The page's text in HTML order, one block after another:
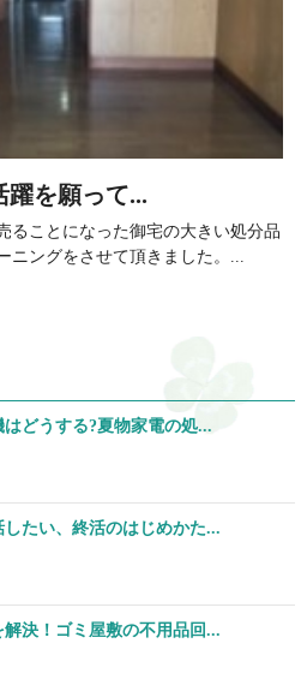
躍を願って...
ることになった御宅の大きい処分品
ニングをさせて頂きました。...
どうする?夏物家電の処...
たい、終活のはじめかた...
解決！ゴミ屋敷の不用品回...